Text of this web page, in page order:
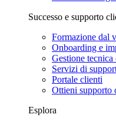
Successo e supporto
Formazione dal
Onboarding e
Gestione
Servizi di
Portale clienti
Ottieni supporto
Esplora